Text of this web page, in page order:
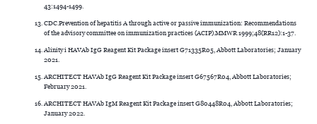
43:1494-1499.
CDC.Prevention of hepatitis A through active or passive immunization: Recommendations
of the advisory committee on immunization practices (ACIP).MMWR 1999;48(RR12):1-37.
Alinity i HAVAb IgG Reagent Kit Package insert G71335R05, Abbott Laboratories; January
2021.
ARCHITECT HAVAb IgG Reagent Kit Package insert G67567R04, Abbott Laboratories;
February 2021.
ARCHITECT HAVAb IgM Reagent Kit Package insert G80448R04, Abbott Laboratories;
January 2022.